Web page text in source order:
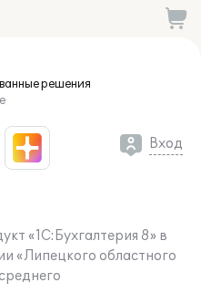
решения
Вход
«1С:Бухгалтерия 8» в
«Липецкого областного